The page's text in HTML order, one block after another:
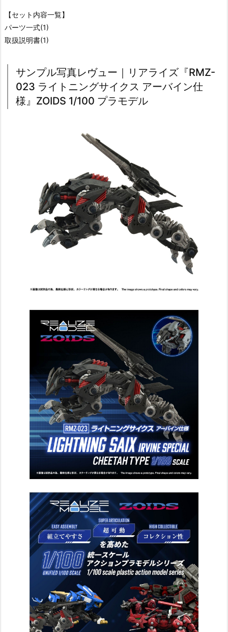
【セット内容一覧】
パーツ一式(1)
取扱説明書(1)
サンプル写真レヴュー｜リアライズ『RMZ-
023 ライトニングサイクス アーバイン仕
様』ZOIDS 1/100 プラモデル